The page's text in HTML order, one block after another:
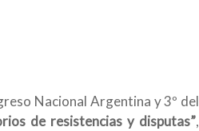
Nacional Argentina y 3º del
de resistencias y disputas”,